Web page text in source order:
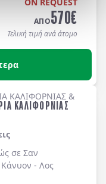
ΑΠΟ570€
Τελική τιμή ανά άτομο
ΚΑΛΙΦΟΡΝΙΑΣ
σε Σαν
Κάνυον - Λος